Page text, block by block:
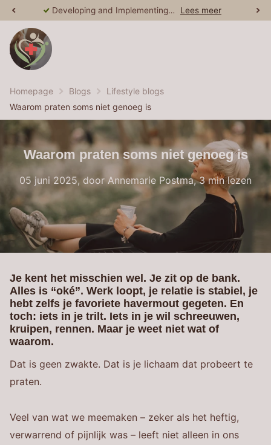
Developing and Implementing Medical Treatment Programs Lees meer
Homepage Blogs
Lifestyle blogs
Waarom praten soms niet genoeg is
Waarom praten soms niet genoeg is
05 juni 2025, door Annemarie Postma, 3 min lezen
Je kent het misschien wel. Je zit op de bank.
Alles is “oké”. Werk loopt, je relatie is stabiel, je
hebt zelfs je favoriete havermout gegeten. En
toch: iets in je trilt. Iets in je wil schreeuwen,
kruipen, rennen. Maar je weet niet wat of
waarom.
Dat is geen zwakte. Dat is je lichaam dat probeert te
praten.
Veel van wat we meemaken – zeker als het heftig,
verwarrend of pijnlijk was – leeft niet alleen in ons